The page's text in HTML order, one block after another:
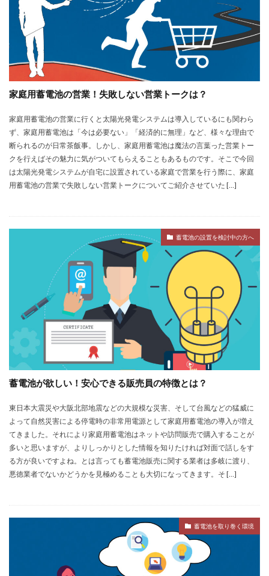
家庭用蓄電池の営業！失敗しない営業トークは？
家庭用蓄電池の営業に行くと太陽光発電システムは導入しているにも関わら
ず、家庭用蓄電池は「今は必要ない」「経済的に無理」など、様々な理由で
断られるのが日常茶飯事。しかし、家庭用蓄電池は魔法の言葉った営業トー
クを行えばその魅力に気がついてもらえることもあるものです。そこで今回
は太陽光発電システムが自宅に設置されている家庭で営業を行う際に、家庭
用蓄電池の営業で失敗しない営業トークについてご紹介させていた […]
蓄電池の設置を検討中の方へ
蓄電池が欲しい！安心できる販売員の特徴とは？
東日本大震災や大阪北部地震などの大規模な災害、そして台風などの猛威に
よって自然災害による停電時の非常用電源として家庭用蓄電池の導入が増え
てきました。それにより家庭用蓄電池はネットや訪問販売で購入することが
多いと思いますが、よりしっかりとした情報を知りたければ対面で話しをす
る方が良いですよね。とは言っても蓄電池販売に関する業者は多岐に渡り、
悪徳業者でないかどうかを見極めることも大切になってきます。そ […]
蓄電池を取り巻く環境